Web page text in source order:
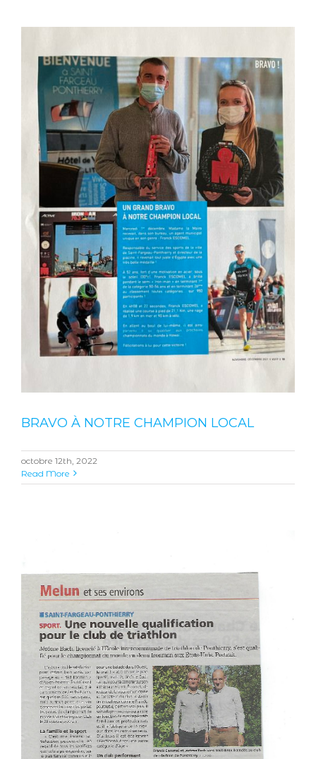
BRAVO À NOTRE CHAMPION LOCAL
octobre 12th, 2022
Read More